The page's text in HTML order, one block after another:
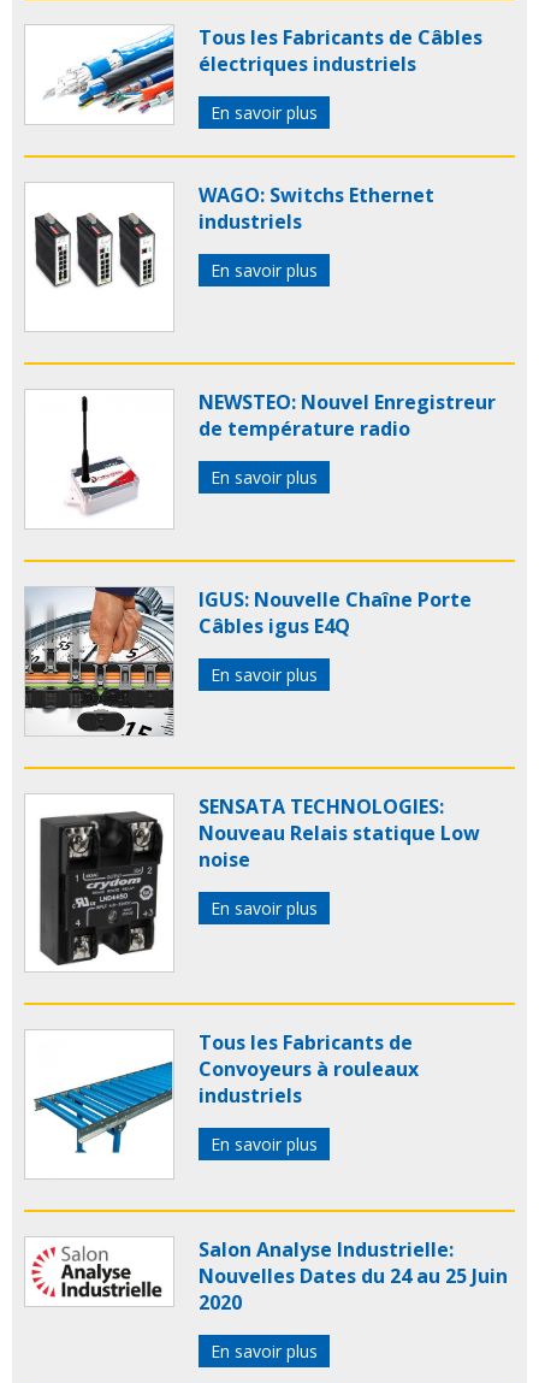
Tous les Fabricants de Câbles
électriques industriels
En savoir plus
WAGO: Switchs Ethernet
industriels
En savoir plus
NEWSTEO: Nouvel Enregistreur
de température radio
En savoir plus
IGUS: Nouvelle Chaîne Porte
Câbles igus E4Q
En savoir plus
SENSATA TECHNOLOGIES:
Nouveau Relais statique Low
noise
En savoir plus
Tous les Fabricants de
Convoyeurs à rouleaux
industriels
En savoir plus
Salon Analyse Industrielle:
Nouvelles Dates du 24 au 25 Juin
2020
En savoir plus